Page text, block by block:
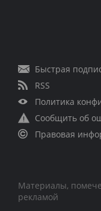
Быстрая
RSS
Политика
Сообщить об
Правовая
Материалы,
рекламой